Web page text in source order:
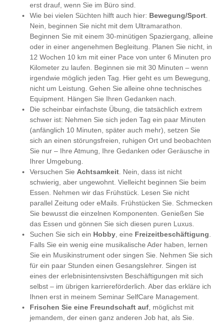
erst drauf, wenn Sie im Büro sind.
Wie bei vielen Süchten hilft auch hier: Bewegung/Sport.
Nein, beginnen Sie nicht mit dem Ultramarathon.
Beginnen Sie mit einem 30-minütigen Spaziergang, alleine
oder in einer angenehmen Begleitung. Planen Sie nicht, in
12 Wochen 10 km mit einer Pace von unter 6 Minuten pro
Kilometer zu laufen. Beginnen sie mit 30 Minuten – wenn
irgendwie möglich jeden Tag. Hier geht es um Bewegung,
nicht um Leistung. Gehen Sie alleine ohne technisches
Equipment. Hängen Sie Ihren Gedanken nach.
Die scheinbar einfachste Übung, die tatsächlich extrem
schwer ist: Nehmen Sie sich jeden Tag ein paar Minuten
(anfänglich 10 Minuten, später auch mehr), setzen Sie
sich an einen störungsfreien, ruhigen Ort und beobachten
Sie nur – Ihre Atmung, Ihre Gedanken oder Geräusche in
Ihrer Umgebung.
Versuchen Sie Achtsamkeit. Nein, dass ist nicht
schwierig, aber ungewohnt. Vielleicht beginnen Sie beim
Essen. Nehmen wir das Frühstück. Lesen Sie nicht
parallel Zeitung oder eMails. Frühstücken Sie. Schmecken
Sie bewusst die einzelnen Komponenten. Genießen Sie
das Essen und gönnen Sie sich diesen puren Luxus.
Suchen Sie sich ein Hobby, eine Freizeitbeschäftigung
Falls Sie ein wenig eine musikalische Ader haben, lernen
Sie ein Musikinstrument oder singen Sie. Nehmen Sie sich
für ein paar Stunden einen Gesangslehrer. Singen ist
eines der erlebnisintensivsten Beschäftigungen mit sich
selbst – im übrigen karriereförderlich. Aber das erkläre ich
Ihnen erst in meinem Seminar SelfCare Management.
Frischen Sie eine Freundschaft auf, möglichst mit
jemandem, der einen ganz anderen Job hat, als Sie.